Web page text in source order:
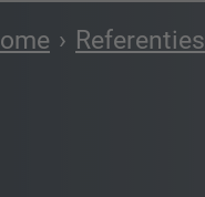
Referenties